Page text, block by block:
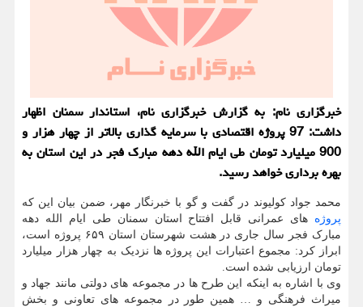
خبرگزاری نام: به گزارش خبرگزاری نام، استاندار سمنان اظهار
داشت: 97 پروژه اقتصادی با سرمایه گذاری بالاتر از چهار هزار و
900 میلیارد تومان طی ایام الله دهه مبارک فجر در این استان به
بهره برداری خواهد رسید.
محمد جواد کولیوند در گفت و گو با خبرنگار مهر، ضمن بیان این که
پروژه های عمرانی قابل افتتاح استان سمنان طی ایام الله دهه
مبارک فجر سال جاری در هشت شهرستان استان ۶۵۹ پروژه است،
ابراز کرد: مجموع اعتبارات این پروژه ها نزدیک به چهار هزار میلیارد
تومان ارزیابی شده است.
وی با اشاره به اینکه این طرح ها در مجموعه های دولتی مانند جهاد و
میراث فرهنگی و … همین طور در مجموعه های تعاونی و بخش